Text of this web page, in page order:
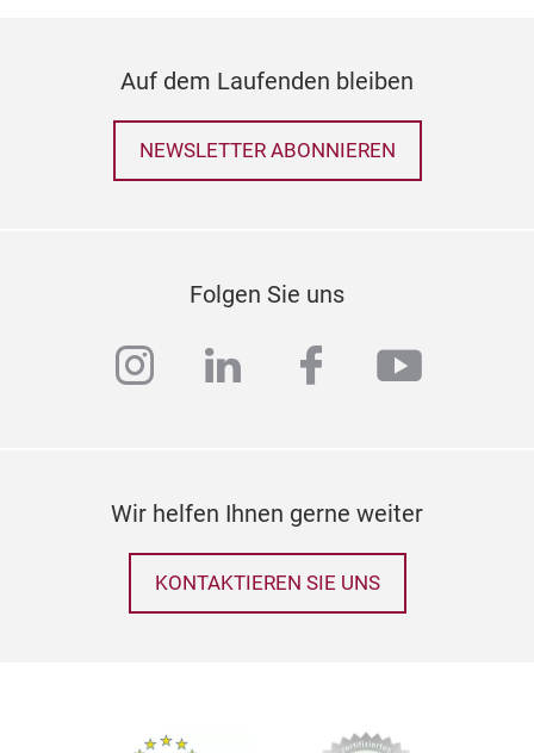
Auf dem Laufenden bleiben
NEWSLETTER ABONNIEREN
Folgen Sie uns
instagram
linkedinfacebook
Wir helfen Ihnen gerne weiter
KONTAKTIEREN SIE UNS